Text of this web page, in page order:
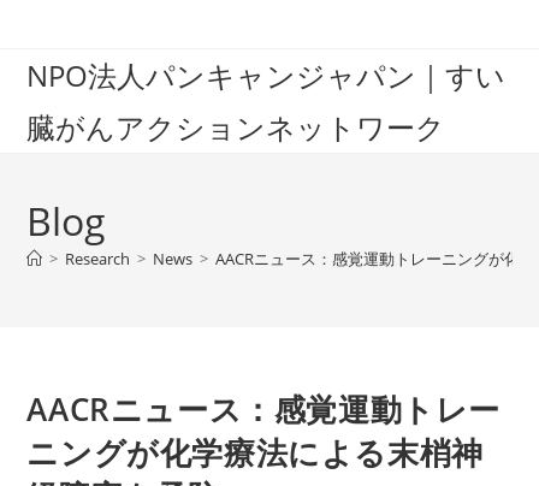
contentNPO法人パンキャンジャパン｜すい
臓がんアクションネットワーク
Blog
> Research > News > AACRニュース：感覚運動トレーニングが化
AACRニュース：感覚運動トレー
ニングが化学療法による末梢神